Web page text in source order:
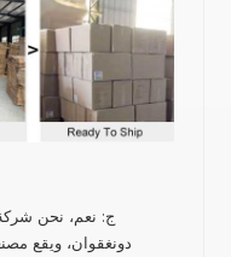
ج: نعم، نحن